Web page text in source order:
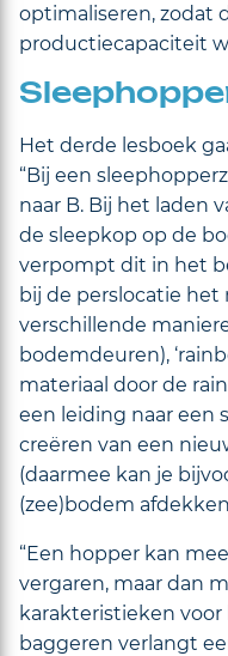
optimaliseren, zodat
productiecapaciteit
Het derde lesboek
“Bij een
naar B. Bij het laden
de sleepkop op de
verpompt dit in het
bij de perslocatie het
verschillende
bodemdeuren),
materiaal door de
een leiding naar een
creëren van een
(daarmee kan je
(zee)bodem
“Een hopper kan
vergaren, maar dan
karakteristieken
baggeren verlangt